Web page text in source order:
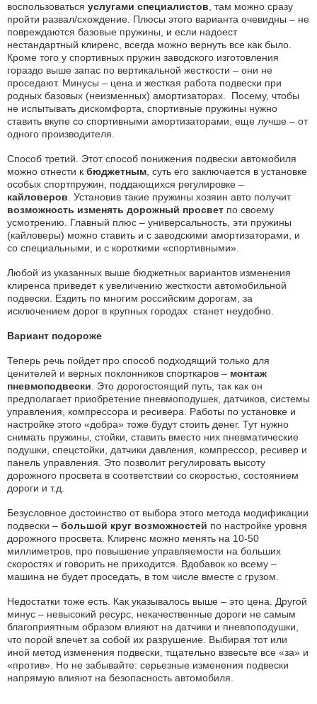
воспользоваться услугами специалистов , там можно сразу
пройти развал/схождение. Плюсы этого варианта очевидны – не
повреждаются базовые пружины, и если надоест
нестандартный клиренс, всегда можно вернуть все как было.
Кроме того у спортивных пружин заводского изготовления
гораздо выше запас по вертикальной жесткости – они не
проседают. Минусы – цена и жесткая работа подвески при
родных базовых (неизменных) амортизаторах. Посему, чтобы
не испытывать дискомфорта, спортивные пружины нужно
ставить вкупе со спортивными амортизаторами, еще лучше – от
одного производителя.
Способ третий. Этот способ понижения подвески автомобиля
можно отнести к бюджетным , суть его заключается в установке
особых спортпружин, поддающихся регулировке –
кайловеров . Установив такие пружины хозяин авто получит
возможность изменять дорожный просвет по своему
усмотрению. Главный плюс – универсальность, эти пружины
(кайловеры) можно ставить и с заводскими амортизаторами, и
со специальными, и с короткими «спортивными».
Любой из указанных выше бюджетных вариантов изменения
клиренса приведет к увеличению жесткости автомобильной
подвески. Ездить по многим российским дорогам, за
исключением дорог в крупных городах станет неудобно.
Вариант подороже
Теперь речь пойдет про способ подходящий только для
ценителей и верных поклонников спорткаров – монтаж
пневмоподвески . Это дорогостоящий путь, так как он
предполагает приобретение пневмоподушек, датчиков, системы
управления, компрессора и ресивера. Работы по установке и
настройке этого «добра» тоже будут стоить денег. Тут нужно
снимать пружины, стойки, ставить вместо них пневматические
подушки, спецстойки, датчики давления, компрессор, ресивер и
панель управления. Это позволит регулировать высоту
дорожного просвета в соответствии со скоростью, состоянием
дороги и т.д.
Безусловное достоинство от выбора этого метода модификации
подвески – большой круг возможностей по настройке уровня
дорожного просвета. Клиренс можно менять на 10-50
миллиметров, про повышение управляемости на больших
скоростях и говорить не приходится. Вдобавок ко всему –
машина не будет проседать, в том числе вместе с грузом.
Недостатки тоже есть. Как указывалось выше – это цена. Другой
минус – невысокий ресурс, некачественные дороги не самым
благоприятным образом влияют на датчики и пневпоподушки,
что порой влечет за собой их разрушение. Выбирая тот или
иной метод изменения подвески, тщательно взвесьте все «за» и
«против». Но не забывайте: серьезные изменения подвески
напрямую влияют на безопасность автомобиля.